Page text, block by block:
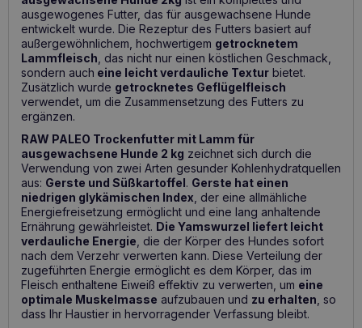
ausgewogenes Futter, das für ausgewachsene Hunde
entwickelt wurde. Die Rezeptur des Futters basiert auf
außergewöhnlichem, hochwertigem getrocknetem
Lammfleisch , das nicht nur einen köstlichen Geschmack,
sondern auch eine leicht verdauliche Textur bietet.
Zusätzlich wurde getrocknetes Geflügelfleisch
verwendet, um die Zusammensetzung des Futters zu
ergänzen.
RAW PALEO Trockenfutter mit Lamm für
ausgewachsene Hunde 2 kg zeichnet sich durch die
Verwendung von zwei Arten gesunder Kohlenhydratquellen
aus: Gerste und Süßkartoffel. Gerste hat einen
niedrigen glykämischen Index , der eine allmähliche
Energiefreisetzung ermöglicht und eine lang anhaltende
Ernährung gewährleistet. Die Yamswurzel liefert leicht
verdauliche Energie , die der Körper des Hundes sofort
nach dem Verzehr verwerten kann. Diese Verteilung der
zugeführten Energie ermöglicht es dem Körper, das im
Fleisch enthaltene Eiweiß effektiv zu verwerten, um eine
optimale Muskelmasse aufzubauen und zu erhalten , so
dass Ihr Haustier in hervorragender Verfassung bleibt.